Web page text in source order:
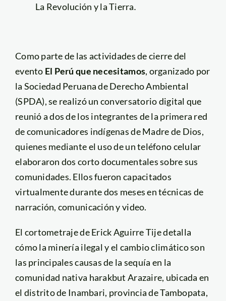
La Revolución y la Tierra.
Como parte de las actividades de cierre del
evento El Perú que necesitamos, organizado por
la Sociedad Peruana de Derecho Ambiental
(SPDA), se realizó un conversatorio digital que
reunió a dos de los integrantes de la primera red
de comunicadores indígenas de Madre de Dios,
quienes mediante el uso de un teléfono celular
elaboraron dos corto documentales sobre sus
comunidades. Ellos fueron capacitados
virtualmente durante dos meses en técnicas de
narración, comunicación y video.
El cortometraje de Erick Aguirre Tije detalla
cómo la minería ilegal y el cambio climático son
las principales causas de la sequía en la
comunidad nativa harakbut Arazaire, ubicada en
el distrito de Inambari, provincia de Tambopata,